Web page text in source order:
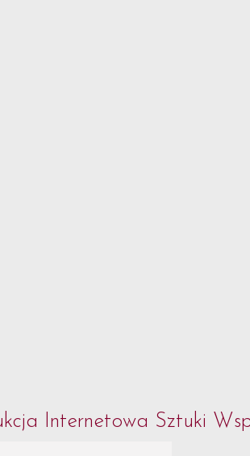
Internetowa Sztuki